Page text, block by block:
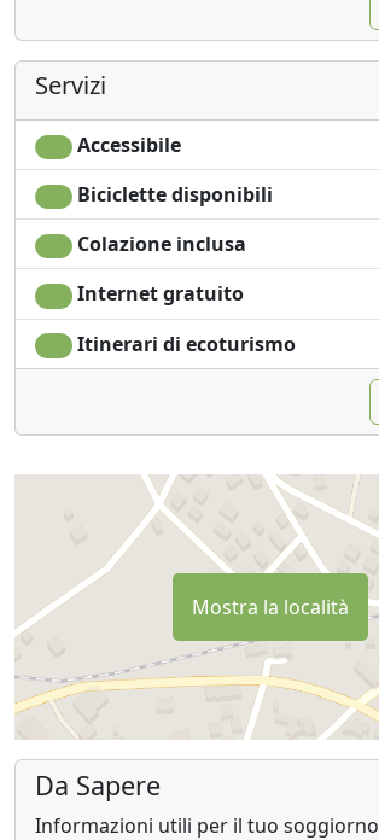
Servizi
Accessibile
Biciclette disponibili
Colazione inclusa
Internet gratuito
Itinerari di ecoturismo
Mostra la località
Da Sapere
Informazioni utili per il tuo soggiorno